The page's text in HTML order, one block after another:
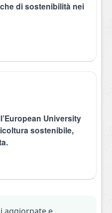
di sostenibilità nei
University
sostenibile,